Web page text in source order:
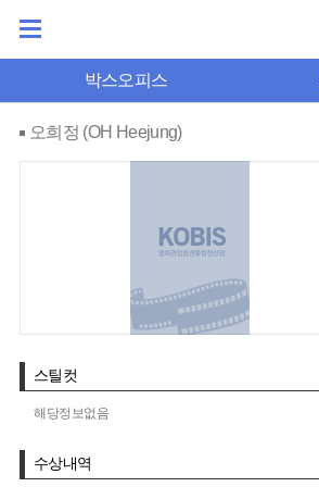
박스오피스
오희정 (OH Heejung)
스틸컷
해당정보없음
수상내역